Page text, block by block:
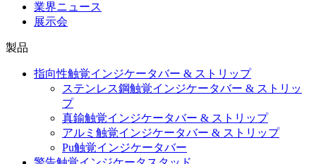
業界ニュース
展示会
製品
指向性触覚インジケータバー & ストリップ
ステンレス鋼触覚インジケータバー & ストリッ
プ
真鍮触覚インジケータバー & ストリップ
アルミ触覚インジケータバー & ストリップ
Pu触覚インジケータバー